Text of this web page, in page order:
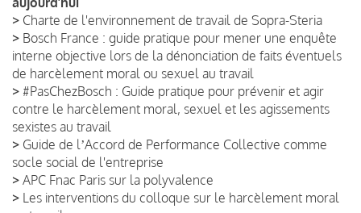
> Charte de l'environnement de travail de Sopra-Steria
> Bosch France : guide pratique pour mener une enquête
interne objective lors de la dénonciation de faits éventuels
de harcèlement moral ou sexuel au travail
> #PasChezBosch : Guide pratique pour prévenir et agir
contre le harcèlement moral, sexuel et les agissements
sexistes au travail
> Guide de lʼAccord de Performance Collective comme
socle social de l'entreprise
> APC Fnac Paris sur la polyvalence
> Les interventions du colloque sur le harcèlement moral